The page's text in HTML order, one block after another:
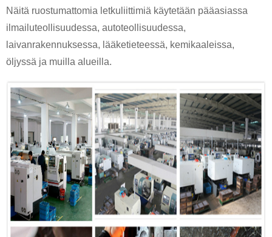
Näitä ruostumattomia letkuliittimiä käytetään pääasiassa
ilmailuteollisuudessa, autoteollisuudessa,
laivanrakennuksessa, lääketieteessä, kemikaaleissa,
öljyssä ja muilla alueilla.